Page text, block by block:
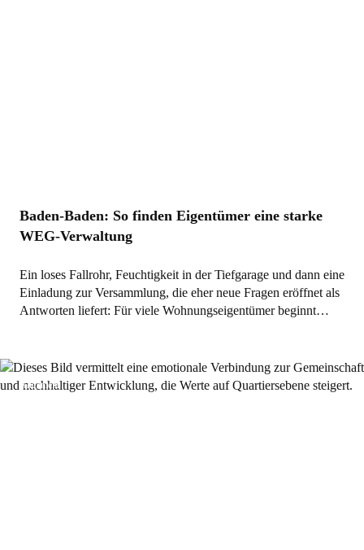
Baden-Baden: So finden Eigentümer eine starke
WEG-Verwaltung
Ein loses Fallrohr, Feuchtigkeit in der Tiefgarage und dann eine
Einladung zur Versammlung, die eher neue Fragen eröffnet als
Antworten liefert: Für viele Wohnungseigentümer beginnt…
Allgemein